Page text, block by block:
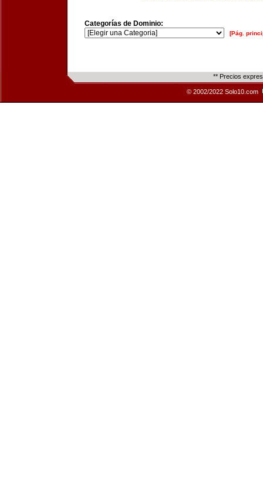
Categorías de Dominio:
[Pág.
** Precios
© 2002/2022 Solo10.com